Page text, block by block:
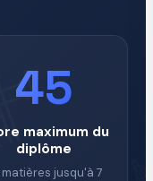
45
maximum du
diplôme
matières jusqu'à 7